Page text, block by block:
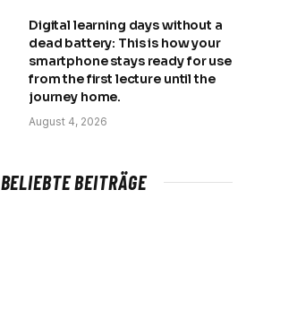
Digital learning days without a
dead battery: This is how your
smartphone stays ready for use
from the first lecture until the
journey home.
August 4, 2026
BELIEBTE BEITRÄGE